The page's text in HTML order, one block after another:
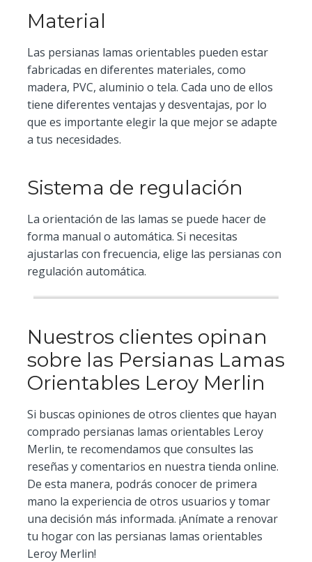
Material
Las persianas lamas orientables pueden estar
fabricadas en diferentes materiales, como
madera, PVC, aluminio o tela. Cada uno de ellos
tiene diferentes ventajas y desventajas, por lo
que es importante elegir la que mejor se adapte
a tus necesidades.
Sistema de regulación
La orientación de las lamas se puede hacer de
forma manual o automática. Si necesitas
ajustarlas con frecuencia, elige las persianas con
regulación automática.
Nuestros clientes opinan
sobre las Persianas Lamas
Orientables Leroy Merlin
Si buscas opiniones de otros clientes que hayan
comprado persianas lamas orientables Leroy
Merlin, te recomendamos que consultes las
reseñas y comentarios en nuestra tienda online.
De esta manera, podrás conocer de primera
mano la experiencia de otros usuarios y tomar
una decisión más informada. ¡Anímate a renovar
tu hogar con las persianas lamas orientables
Leroy Merlin!